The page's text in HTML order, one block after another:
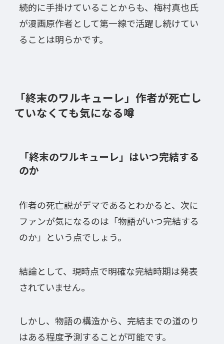
続的に手掛けていることからも、梅村真也氏
が漫画原作者として第一線で活躍し続けてい
ることは明らかです。
「終末のワルキューレ」作者が死亡し
ていなくても気になる噂
「終末のワルキューレ」はいつ完結する
のか
作者の死亡説がデマであるとわかると、次に
ファンが気になるのは「物語がいつ完結する
のか」という点でしょう。
結論として、現時点で明確な完結時期は発表
されていません。
しかし、物語の構造から、完結までの道のり
はある程度予測することが可能です。